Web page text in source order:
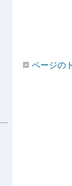
ページの